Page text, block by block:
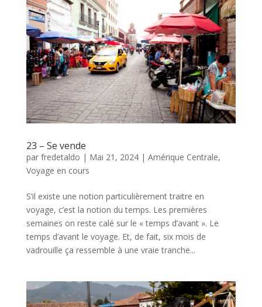
23 – Se vende
par fredetaldo | Mai 21, 2024| Amérique Centrale,
Voyage en cours
S’il existe une notion particulièrement traitre en
voyage, c’est la notion du temps. Les premières
semaines on reste calé sur le « temps d’avant ». Le
temps d’avant le voyage. Et, de fait, six mois de
vadrouille ça ressemble à une vraie tranche...